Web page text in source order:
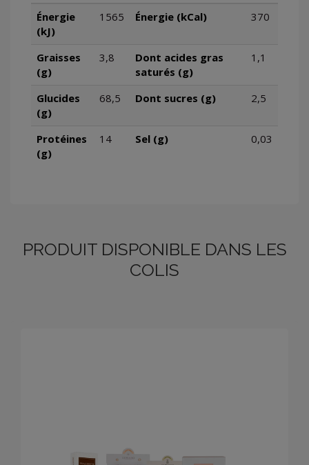
Énergie
(kJ)
1565 Énergie (kCal) 370
Graisses
(g)
3,8
Dont acides gras
saturés (g)
1,1
Glucides
(g)
68,5 Dont sucres (g) 2,5
Protéines
(g)
14 Sel (g) 0,03
PRODUIT DISPONIBLE DANS LES
COLIS